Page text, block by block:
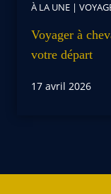
À LA UNE |
Voyager à
votre départ
17 avril 2026